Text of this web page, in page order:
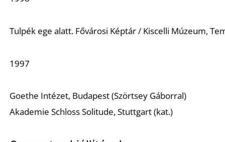
Tulpék ege alatt. Fővárosi Képtár / Kiscelli Múzeum,
1997
Goethe Intézet, Budapest (Szörtsey Gáborral)
Akademie Schloss Solitude, Stuttgart (kat.)